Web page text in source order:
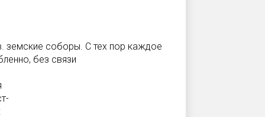
земские соборы. С тех пор каждое
без связи